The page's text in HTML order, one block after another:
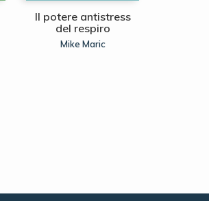
Il potere antistress
del respiro
Mike Maric